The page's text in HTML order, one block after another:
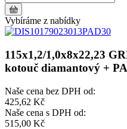
Vybíráme z nabídky
115x1,2/1,0x8x22,23
kotouč diamantový +
Naše cena bez DPH od:
425,62 Kč
Naše cena s DPH od:
515,00 Kč